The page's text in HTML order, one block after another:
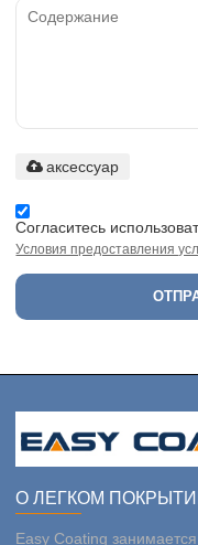
аксессуар
Согласитесь
Условия предоставления
О ЛЕГКОМ
Easy Coating